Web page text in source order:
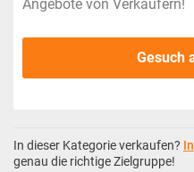
Angebote von Verkäufern!
Gesuch
In dieser Kategorie verkaufen?
genau die richtige Zielgruppe!